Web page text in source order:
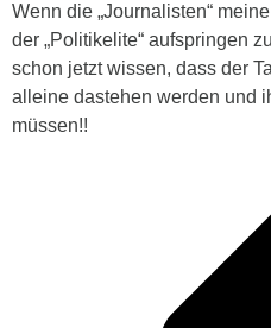
Wenn die „Journalisten“
der „Politikelite“ aufspringen
schon jetzt wissen, dass der
alleine dastehen werden und
müssen!!